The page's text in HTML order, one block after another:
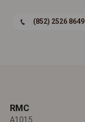
(852) 2526 8649
RMC
A1015